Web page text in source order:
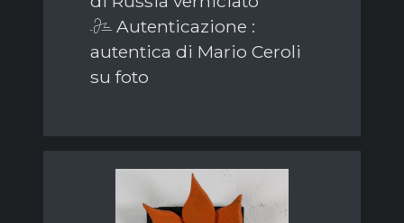
Autenticazione :
autentica di Mario Ceroli
su foto